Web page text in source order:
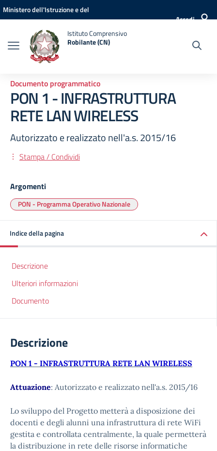
Vai ai contenuti
Vai al menu di navigazione
Vai al footer
Ministero dell'Istruzione e del
Accedi
Istituto Comprensivo
Robilante (CN)
Documento programmatico
PON 1 - INFRASTRUTTURA
RETE LAN WIRELESS
Autorizzato e realizzato nell'a.s. 2015/16
Stampa / Condividi
Argomenti
PON - Programma Operativo Nazionale
Indice della pagina
Descrizione
Ulteriori informazioni
Documento
Descrizione
PON 1 - INFRASTRUTTURA RETE LAN WIRELESS
Attuazione: Autorizzato e realizzato nell'a.s. 2015/16
Lo sviluppo del Progetto metterà a disposizione dei
docenti e degli alunni una infrastruttura di rete WiFi
gestita e controllata centralmente, la quale permetterà
la distribuzione in rete delle risorse informatiche